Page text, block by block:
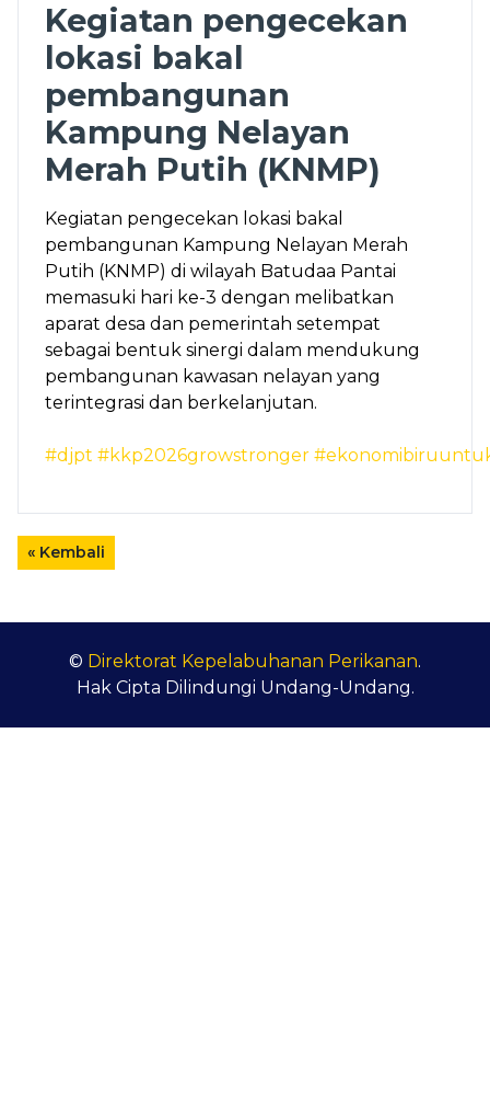
Kegiatan pengecekan
lokasi bakal
pembangunan
Kampung Nelayan
Merah Putih (KNMP)
Kegiatan pengecekan lokasi bakal
pembangunan Kampung Nelayan Merah
Putih (KNMP) di wilayah Batudaa Pantai
memasuki hari ke-3 dengan melibatkan
aparat desa dan pemerintah setempat
sebagai bentuk sinergi dalam mendukung
pembangunan kawasan nelayan yang
terintegrasi dan berkelanjutan.
#djpt #kkp2026growstronger
« Kembali
© Direktorat Kepelabuhanan Perikanan.
Hak Cipta Dilindungi Undang-Undang.